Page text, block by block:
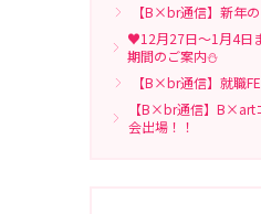
【B×br通信】新年
♥12月27日～1月4日
期間のご案内⛄
【B×br通信】就職
【B×br通信】B×art
会出場！！